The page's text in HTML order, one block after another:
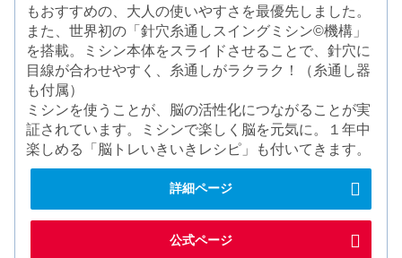
もおすすめの、大人の使いやすさを最優先しました。
また、世界初の「針穴糸通しスイングミシン©機構」
を搭載。ミシン本体をスライドさせることで、針穴に
目線が合わせやすく、糸通しがラクラク！（糸通し器
も付属）
ミシンを使うことが、脳の活性化につながることが実
証されています。ミシンで楽しく脳を元気に。１年中
楽しめる「脳トレいきいきレシピ」も付いてきます。
詳細ページ
公式ページ